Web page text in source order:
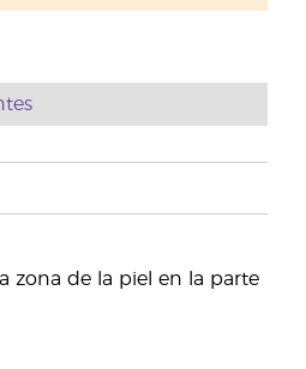
zona de la piel en la parte